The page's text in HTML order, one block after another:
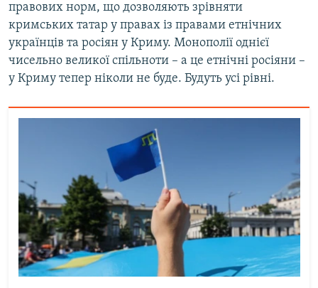
правових норм, що дозволяють зрівняти
кримських татар у правах із правами етнічних
українців та росіян у Криму. Монополії однієї
чисельно великої спільноти – а це етнічні росіяни –
у Криму тепер ніколи не буде. Будуть усі рівні.